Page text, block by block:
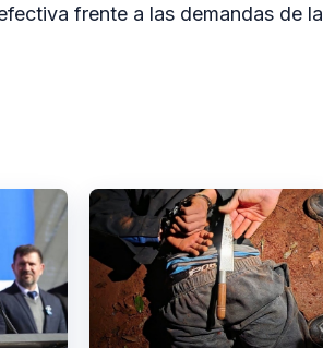
frente a las demandas de la